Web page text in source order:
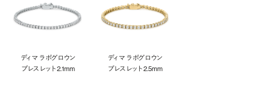
ディマ ラボグロウン
ブレスレット 2.1mm
ディマ ラボグロウン
ブレスレット 2.5mm